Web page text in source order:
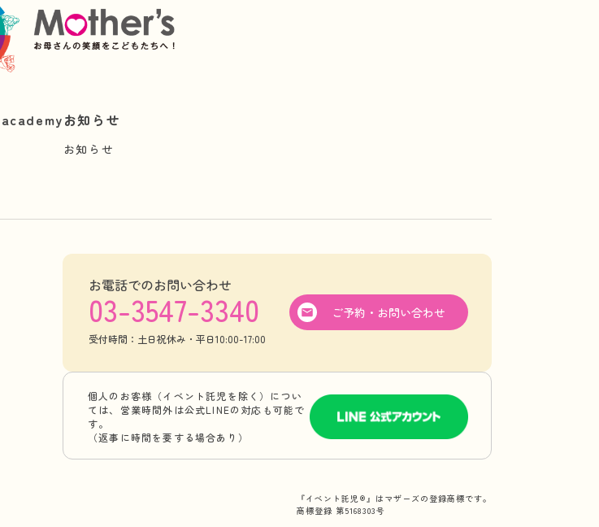
お知らせ
お知らせ
お電話でのお問い合わせ
03-3547-3340
受付時間：土日祝休み・平日10:00-17:00
ご予約・お問い合わせ
個人のお客様（イベント託児を除く）につい
ては、営業時間外は公式LINEの対応も可能で
す。
（返事に時間を要する場合あり）
『イベント託児®』はマザーズの登録商標です。
商標登録 第5168303号